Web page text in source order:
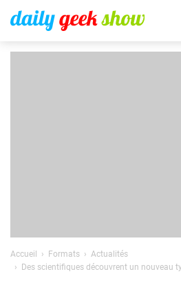
Accueil Formats
Actualités
Des scientifiques découvrent un nouveau